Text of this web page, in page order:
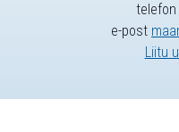
telefon
e-post
Liitu